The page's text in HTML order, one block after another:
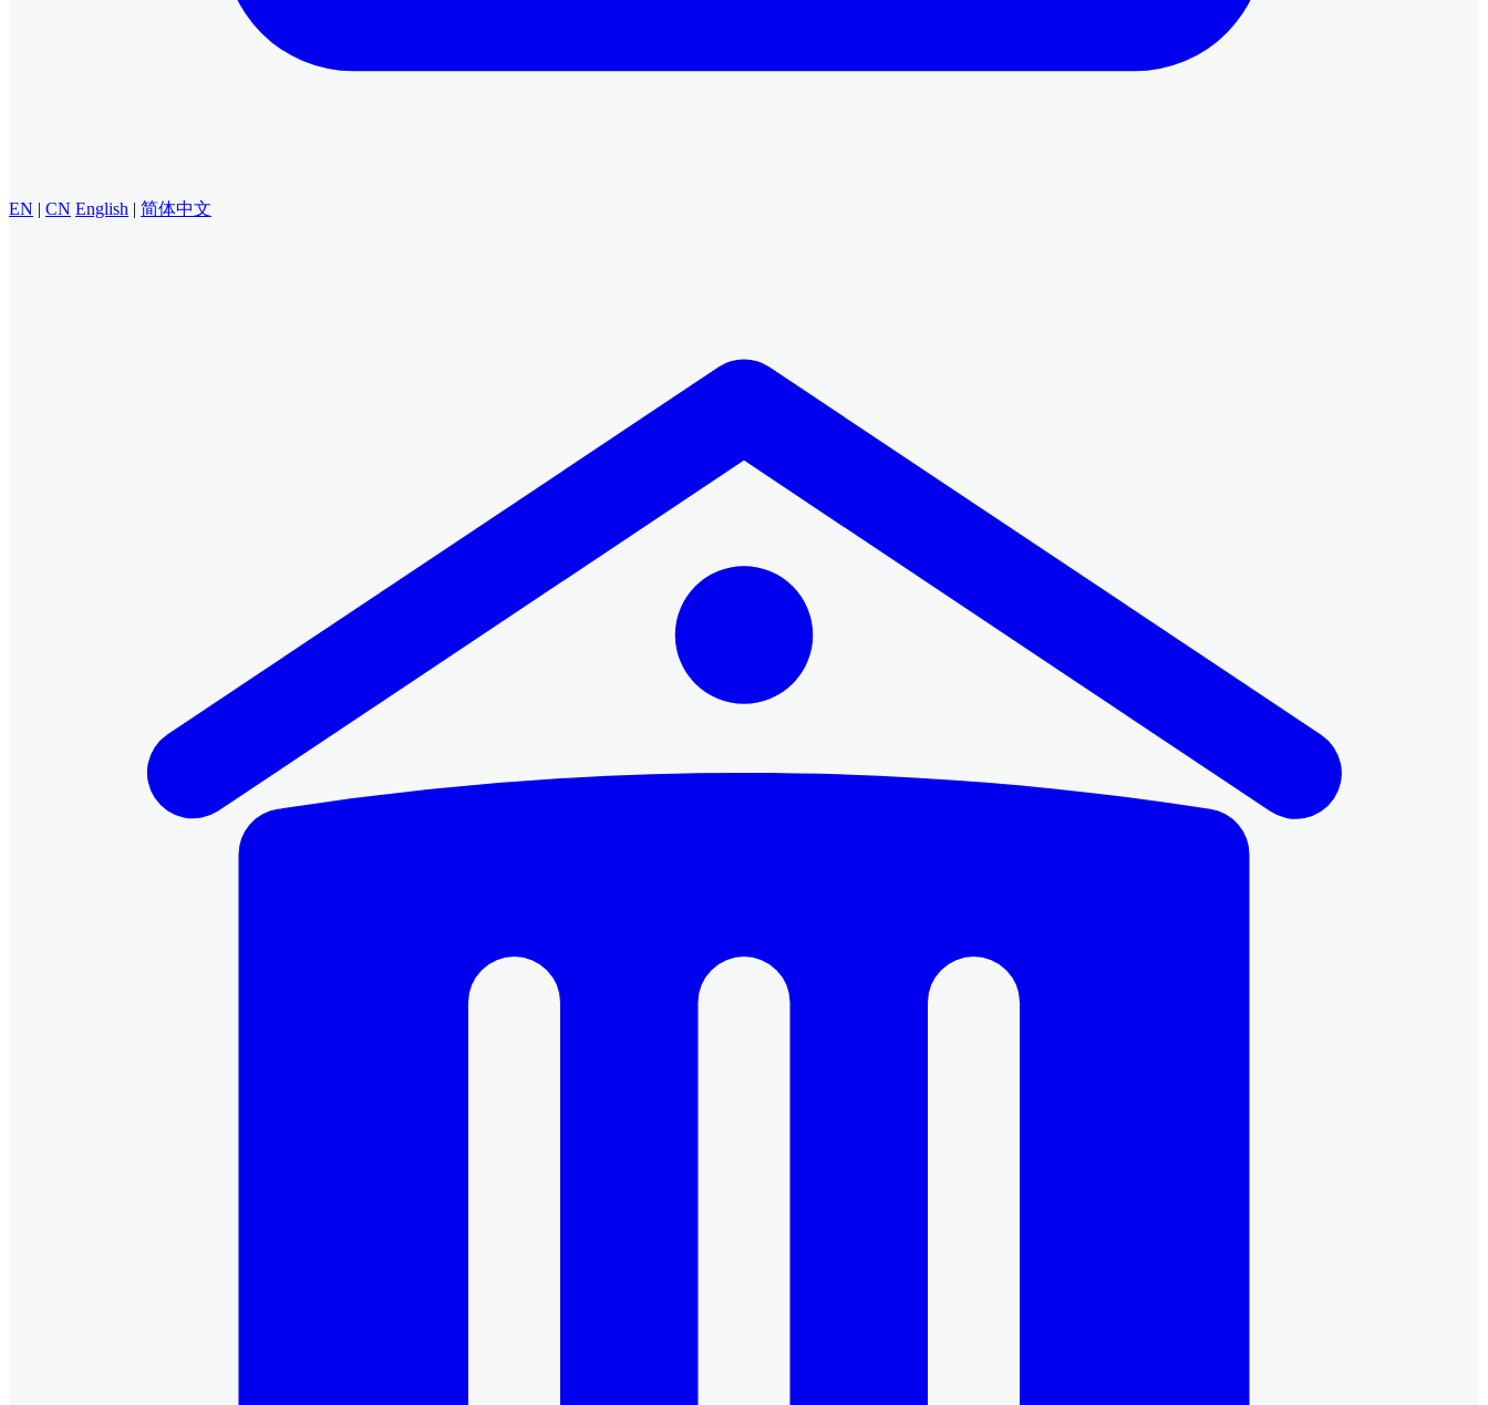
EN | CN English | 简体中文